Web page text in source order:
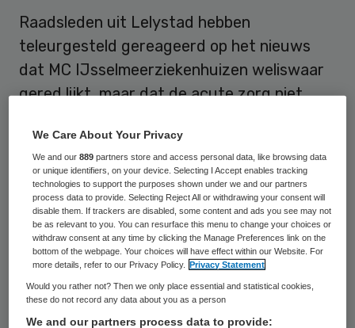
Raadsleden uit Lelystad hebben
teleurgesteld gereageerd op het nieuws
dat MC IJsselmeerziekenhuizen weliswaar
gered lijkt, maar dat de acute zorg niet
aantal raadsleden overweegt actie te
voeren, zo meldt Omroep Flevoland.
Minister Bruins maakte dinsdagavond
bekend dat het grootste gedeelte van de
zorg van het failliete
IJsselmeerziekenhuizen waarschijnlijk kan
worden overgenomen door ziekenhuis St
Jansdal uit Harderwijk. Tegelijkertijd liet hij
We Care About Your Privacy
We and our889 partners store and access personal data, like browsing data
or unique identifiers, on your device. Selecting I Accept enables tracking
technologies to support the purposes shown under we and our partners
process data to provide. Selecting Reject All or withdrawing your consent will
disable them. If trackers are disabled, some content and ads you see may not
be as relevant to you. You can resurface this menu to change your choices or
withdraw consent at any time by clicking the Manage Preferences link on the
bottom of the webpage. Your choices will have effect within our Website. For
more details, refer to our Privacy Policy.
Privacy Statement
Would you rather not? Then we only place essential and statistical cookies,
these do not record any data about you as a person
We and our partners process data to provide: